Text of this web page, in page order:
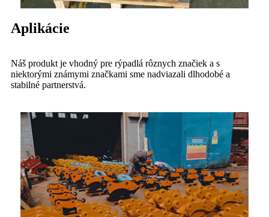
Aplikácie
Náš produkt je vhodný pre rýpadlá rôznych značiek a s
niektorými známymi značkami sme nadviazali dlhodobé a
stabilné partnerstvá.